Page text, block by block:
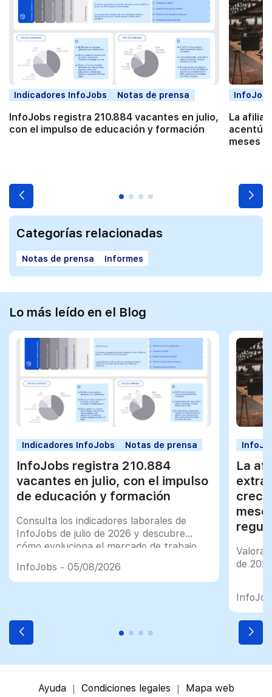
Indicadores InfoJobs Notas de prensa
InfoJobs registra 210.884 vacantes en julio,
con el impulso de educación y formación
La
acentúa
meses
Categorías relacionadas
Notas de prensa Informes
Lo más leído en el Blog
Indicadores InfoJobs Notas de prensa
InfoJobs registra 210.884
vacantes en julio, con el impulso
de educación y formación
Consulta los indicadores laborales de
InfoJobs de julio de 2026 y descubre
cómo evoluciona el mercado de trabajo
InfoJobs - 05/08/2026
La
de
Ayuda Condiciones legales Mapa web